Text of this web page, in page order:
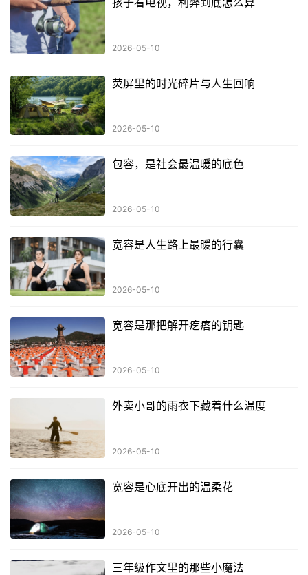
2026-05-10
荧屏里的时光碎片与人生回响
2026-05-10
包容，是社会最温暖的底色
2026-05-10
宽容是人生路上最暖的行囊
2026-05-10
宽容是那把解开疙瘩的钥匙
2026-05-10
外卖小哥的雨衣下藏着什么温度
2026-05-10
宽容是心底开出的温柔花
2026-05-10
三年级作文里的那些小魔法